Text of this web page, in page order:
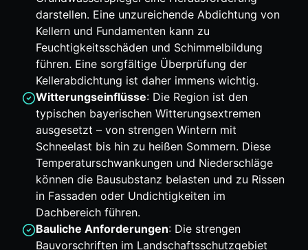
darstellen. Eine unzureichende Abdichtung von
Kellern und Fundamenten kann zu
Feuchtigkeitsschäden und Schimmelbildung
führen. Eine sorgfältige Überprüfung der
Kellerabdichtung ist daher immens wichtig.
Witterungseinflüsse: Die Region ist den
typischen bayerischen Witterungsextremen
ausgesetzt – von strengen Wintern mit
Schneelast bis hin zu heißen Sommern. Diese
Temperaturschwankungen und Niederschläge
können die Bausubstanz belasten und zu Rissen
in Fassaden oder Undichtigkeiten im
Dachbereich führen.
Bauliche Anforderungen: Die strengen
Bauvorschriften im Landschaftsschutzgebiet